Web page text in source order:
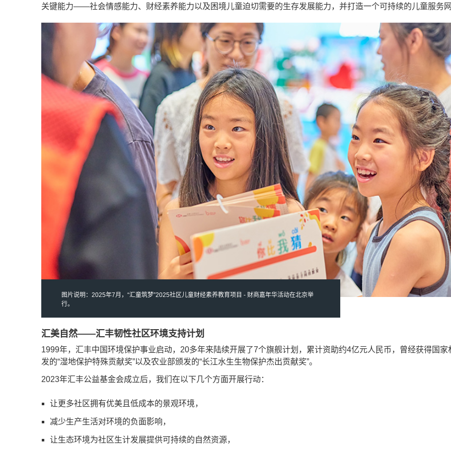
关键能力——社会情感能力、财经素养能力以及困境儿童迫切需要的生存发展能力，并打造一个可持续的儿童服务
图片说明：2025年7月，“汇童筑梦”2025社区儿童财经素养教育项目 - 财商嘉年华活动在北京举
行。
汇美自然——汇丰韧性社区环境支持计划
1999年，汇丰中国环境保护事业启动，20多年来陆续开展了7个旗舰计划，累计资助约4亿元人民币，曾经获得国家
发的“湿地保护特殊贡献奖”以及农业部颁发的“长江水生生物保护杰出贡献奖”。
2023年汇丰公益基金会成立后，我们在以下几个方面开展行动：
让更多社区拥有优美且低成本的景观环境，
减少生产生活对环境的负面影响，
让生态环境为社区生计发展提供可持续的自然资源，